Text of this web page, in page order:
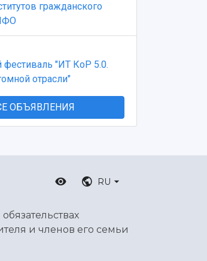
гражданского
"ИТ КоР 5.0.
отрасли"
ОБЪЯВЛЕНИЯ
RU
и членов его семьи